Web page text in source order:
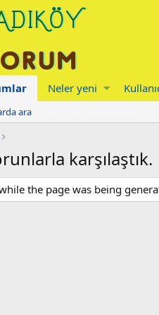
Neler yeni
ara
karşılaştık.
the page was being